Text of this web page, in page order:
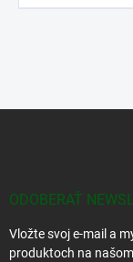
ODOBERAŤ
Vložte svoj e-mail a
produktoch na